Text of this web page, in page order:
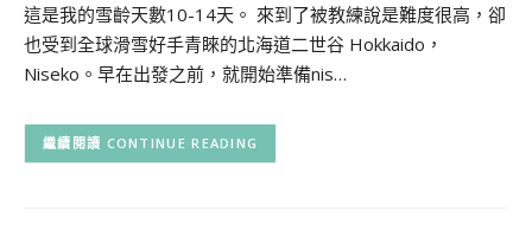
這是我的雪齡天數10-14天。 來到了被教練說是難度很高，卻
也受到全球滑雪好手青睞的北海道二世谷 Hokkaido，
Niseko。早在出發之前，就開始準備nis…
CONTINUE READING